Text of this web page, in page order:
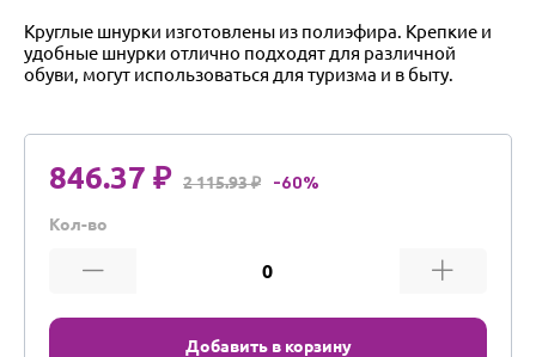
Круглые шнурки изготовлены из полиэфира. Крепкие и
удобные шнурки отлично подходят для различной
обуви, могут использоваться для туризма и в быту.
846.37 ₽ 2 115.93 ₽ -60%
Кол-во
Добавить в корзину